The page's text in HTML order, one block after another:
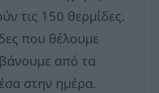
τις 150 θερμίδες.
που θέλουμε
από τα
στην ημέρα.